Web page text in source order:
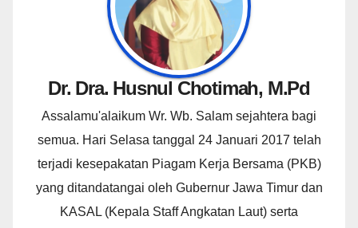
Dr. Dra. Husnul Chotimah, M.Pd
Assalamu'alaikum Wr. Wb. Salam sejahtera bagi
semua. Hari Selasa tanggal 24 Januari 2017 telah
terjadi kesepakatan Piagam Kerja Bersama (PKB)
yang ditandatangai oleh Gubernur Jawa Timur dan
KASAL (Kepala Staff Angkatan Laut) serta